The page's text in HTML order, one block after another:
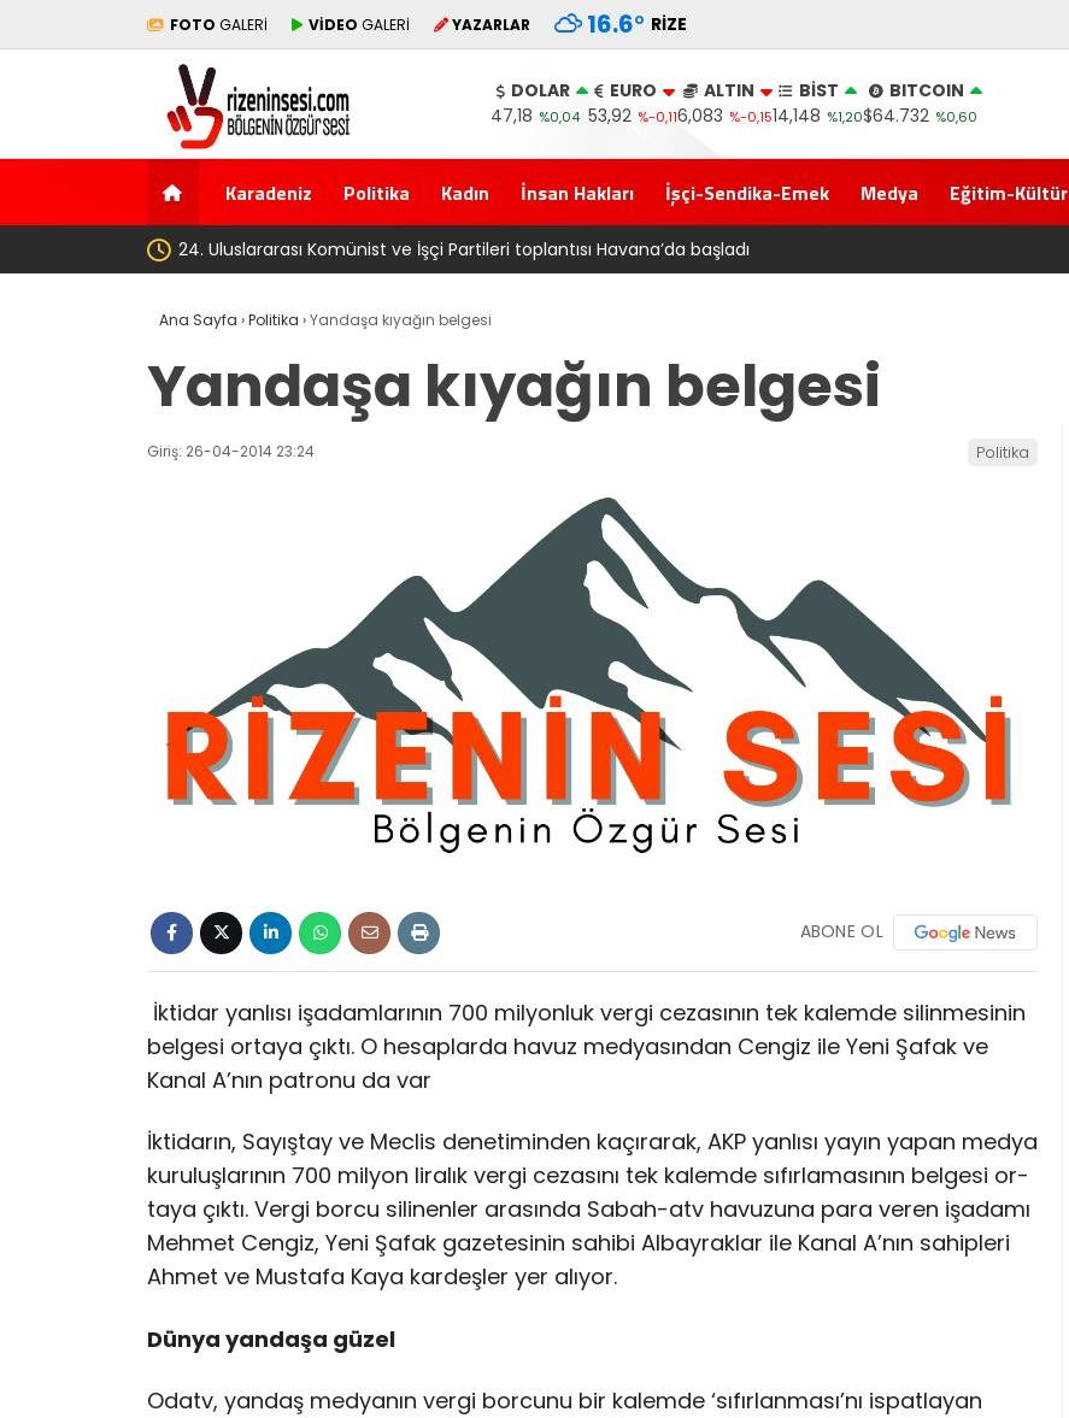
FOTO GALERİ VİDEO GALERİ YAZARLAR 16.6° RIZE
DOLAR
47,18 %0,04
EURO
53,92 %-0,11
ALTIN
6,083 %-0,15
BİST
14,148 %1,20
BITCOIN
$64.732 %0,60
Karadeniz Politika Kadın İnsan Hakları İşçi-Sendika-Emek Medya Eğitim-Kültür
‘Çerçeve yasa’ kanun teklifi Adalet Komisyonu’ndan geçti
Ana Sayfa ›Politika ›Yandaşa kıyağın belgesi
Yandaşa kıyağın belgesi
Giriş: 26-04-2014 23:24 Politika
ABONE OL
İktidar yanlısı işadamlarının 700 milyonluk vergi cezasının tek kalemde silinmesinin
belgesi ortaya çıktı. O hesaplarda havuz medyasından Cengiz ile Yeni Şafak ve
Kanal A’nın patronu da var
İk­ti­da­rın, Sayıştay ve Meclis denetiminden kaçırarak, AKP yan­lı­sı ya­yın ya­pan med­ya
ku­ru­luş­la­rı­nın 700 mil­yon li­ra­lık ver­gi ce­za­sı­nı tek ka­lem­de sı­fır­la­ma­sı­nın bel­ge­si or­
ta­ya çık­tı. Ver­gi bor­cu si­li­nen­ler ara­sın­da Sa­bah-atv ha­vu­zu­na pa­ra ve­ren işa­da­mı
Meh­met Cen­giz, Ye­ni Şa­fak ga­ze­te­si­nin sa­hi­bi Al­bay­rak­lar ile Ka­nal A’­nın sa­hip­le­ri
Ah­met ve Mus­ta­fa Ka­ya kar­deş­ler yer alı­yor.
Dünya yandaşa güzel
Odatv, yan­daş med­ya­nın ver­gi bor­cu­nu bir ka­lem­de ‘sı­fır­lan­ma­sı­’nı is­pat­la­yan